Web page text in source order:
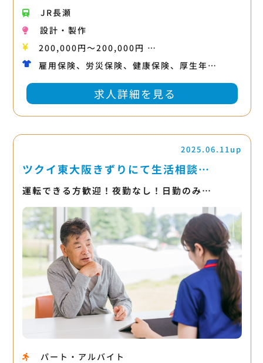
JR長瀬
設計・製作
200,000円〜200,000円 …
雇用保険、労災保険、健康保険、厚生年…
求人詳細を見る
2025.06.11up
ツクイ東大阪きずりにて生活相談…
運転できる方歓迎！夜勤なし！日勤のみ…
パート・アルバイト